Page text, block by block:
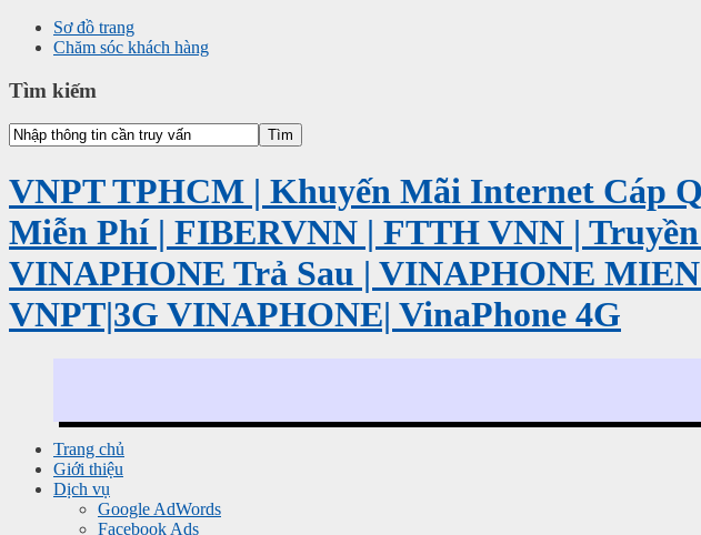
Sơ đồ trang
Chăm sóc khách hàng
Tìm kiếm
VNPT TPHCM | Khuyến Mãi Internet Cáp
Miễn Phí | FIBERVNN | FTTH VNN |
VINAPHONE Trả Sau | VINAPHONE
VNPT|3G VINAPHONE| VinaPhone 4G
Trang chủ
Giới thiệu
Dịch vụ
Google AdWords
Facebook Ads